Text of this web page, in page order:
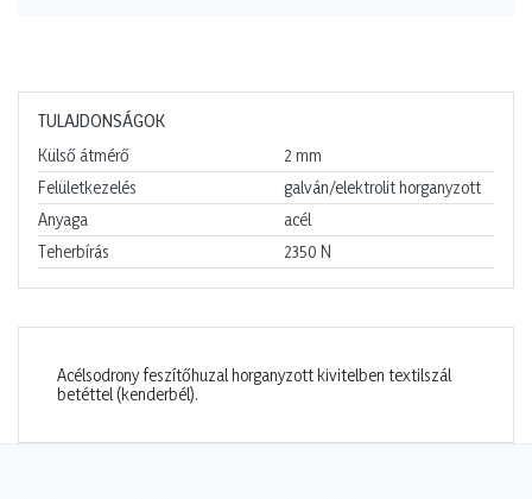
TULAJDONSÁGOK
Külső átmérő
2 mm
Felületkezelés
galván/elektrolit horganyzott
Anyaga
acél
Teherbírás
2350 N
Acélsodrony feszítőhuzal horganyzott kivitelben textilszál
betéttel (kenderbél).